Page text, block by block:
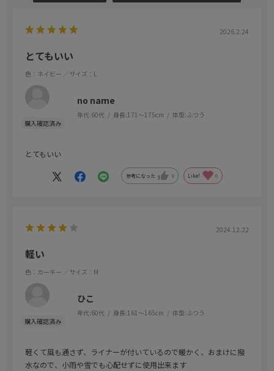
2026.2.24
とてもいい
色：ネイビー ／サイズ：L
no name
年代:60代 身長:171～175cm 体型:ふつう
とてもいい
参考になった 0 Like! 0
2024.12.22
軽い
色：カーキー ／サイズ：M
ひこ
年代:60代 身長:161～165cm 体型:ふつう
軽くて風も通さず、ライナーが付いているので暖かく、おまけに撥
水なので、小雨や雪でも心配せずに使用出来ます